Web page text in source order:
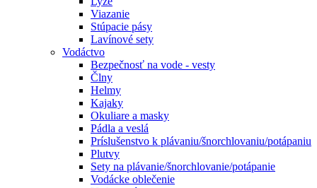
Viazanie
Stúpacie pásy
Lavínové sety
Vodáctvo
Bezpečnosť na vode - vesty
Člny
Helmy
Kajaky
Okuliare a masky
Pádla a veslá
Príslušenstvo k plávaniu/šnorchlovaniu/potápaniu
Plutvy
Sety na plávanie/šnorchlovanie/potápanie
Vodácke oblečenie